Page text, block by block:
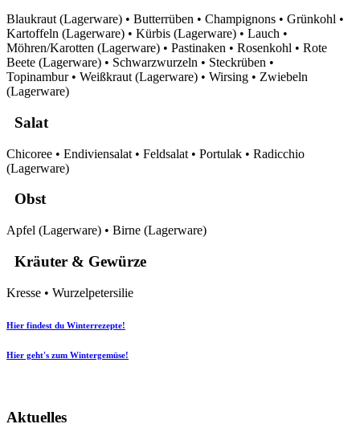
Blaukraut (Lagerware) • Butterrüben • Champignons • Grünkohl •
Kartoffeln (Lagerware) • Kürbis (Lagerware) • Lauch •
Möhren/Karotten (Lagerware) • Pastinaken • Rosenkohl • Rote
Beete (Lagerware) • Schwarzwurzeln • Steckrüben •
Topinambur • Weißkraut (Lagerware) • Wirsing • Zwiebeln
(Lagerware)
Salat
Chicoree • Endiviensalat • Feldsalat • Portulak • Radicchio
(Lagerware)
Obst
Apfel (Lagerware) • Birne (Lagerware)
Kräuter & Gewürze
Kresse • Wurzelpetersilie
Hier findest du Winterrezepte!
Hier geht's zum Wintergemüse!
Aktuelles